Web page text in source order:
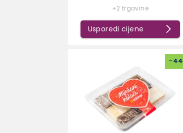
+2 trgovine
Usporedi cijene
-44